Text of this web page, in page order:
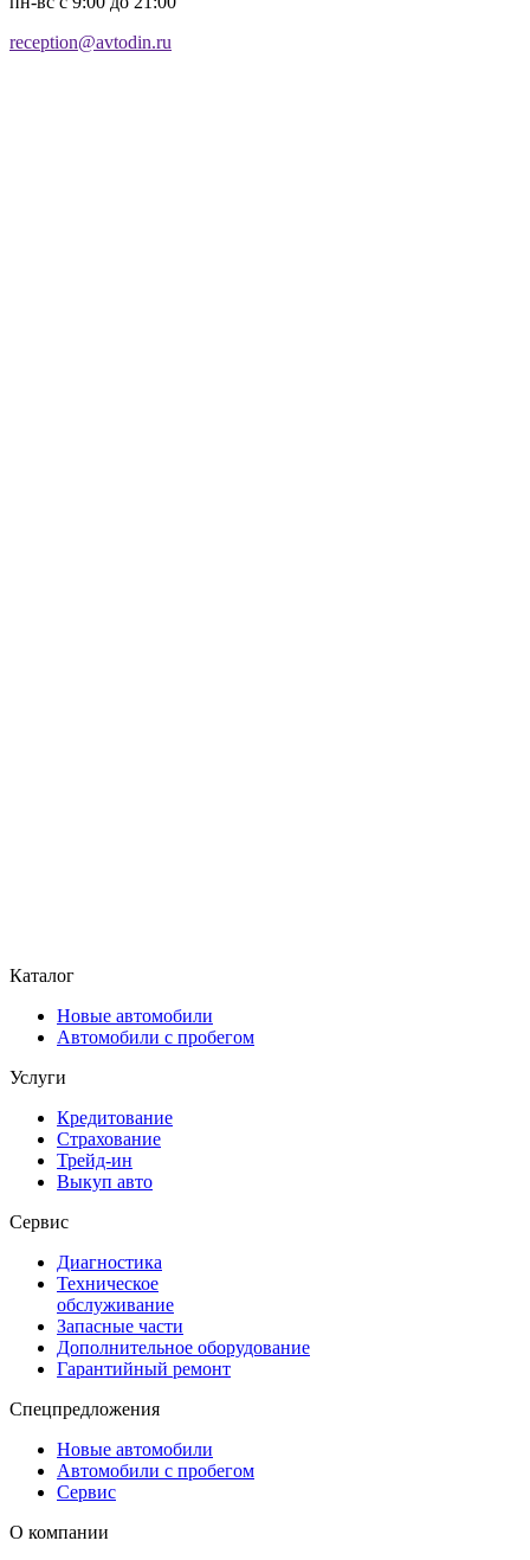
reception@avtodin.ru
Каталог
Новые автомобили
Автомобили с пробегом
Услуги
Кредитование
Страхование
Трейд-ин
Выкуп авто
Сервис
Диагностика
Техническое
обслуживание
Запасные части
Дополнительное оборудование
Гарантийный ремонт
Спецпредложения
Новые автомобили
Автомобили с пробегом
Сервис
О компании